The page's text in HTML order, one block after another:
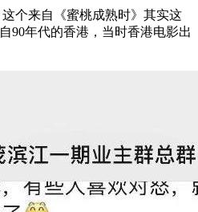
个来自《蜜桃成熟时》其实这
90年代的香港，当时香港电影出